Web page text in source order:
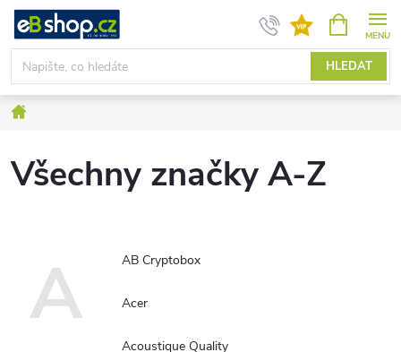
Přejít
obsah
HLEDAT
NÁKUPNÍ
KOŠÍK
Všechny značky A-Z
A AB Cryptobox
Acer
Acoustique Quality